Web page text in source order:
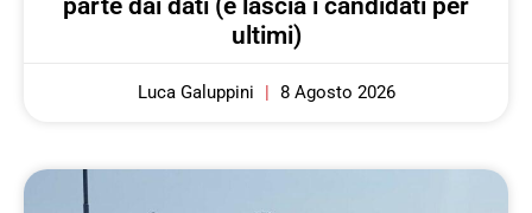
ultimi)
Luca Galuppini 8 Agosto 2026